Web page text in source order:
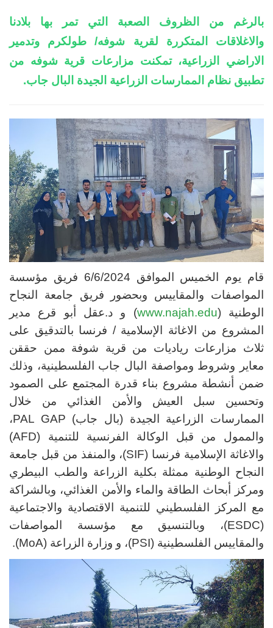
بالرغم من الظروف الصعبة التي تمر بها بلادنا
والاغلاقات المتكررة لقرية شوفه/ طولكرم وتدمير
الاراضي الزراعية، تمكنت مزارعات قرية شوفه من
تطبيق نظام الممارسات الزراعية الجيدة البال جاب.
قام يوم الخميس الموافق 6/6/2024 فريق مؤسسة
المواصفات والمقاييس وبحضور فريق جامعة النجاح
الوطنية (www.najah.edu) و د.عقل أبو قرع مدير
المشروع من الاغاثة الإسلامية / فرنسا بالتدقيق على
ثلاث مزارعات رياديات من قرية شوفة ممن حققن
معاير وشروط ومواصفة البال جاب الفلسطينية، وذلك
ضمن أنشطة مشروع بناء قدرة المجتمع على الصمود
وتحسين سبل العيش والأمن الغذائي من خلال
الممارسات الزراعية الجيدة (بال جاب) PAL GAP،
والممول من قبل الوكالة الفرنسية للتنمية (AFD
)
والاغاثة الإسلامية فرنسا (SIF)، والمنفذ من قبل جامعة
النجاح الوطنية ممثلة بكلية الزراعة والطب البيطري
ومركز أبحاث الطاقة والماء والأمن الغذائي، وبالشراكة
مع المركز الفلسطيني للتنمية الاقتصادية والاجتماعية
(
ESDC)، وبالتنسيق مع مؤسسة المواصفات
والمقاييس الفلسطينية (PSI)، و وزارة الزراعة (MoA
).